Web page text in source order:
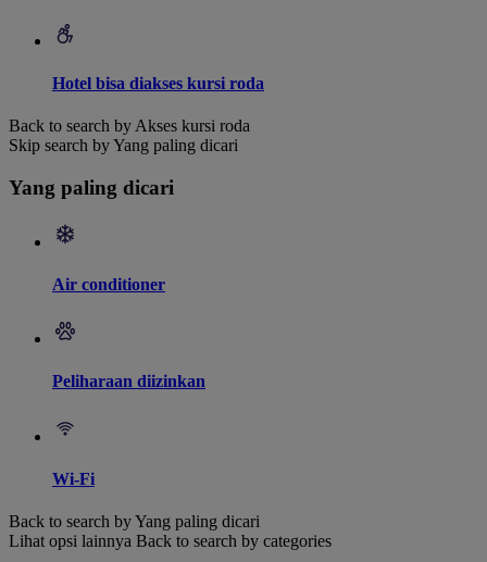
Hotel bisa diakses kursi roda
Back to search by Akses kursi roda
Skip search by Yang paling dicari
Yang paling dicari
Air conditioner
Peliharaan diizinkan
Wi-Fi
Back to search by Yang paling dicari
Lihat opsi lainnya Back to search by categories